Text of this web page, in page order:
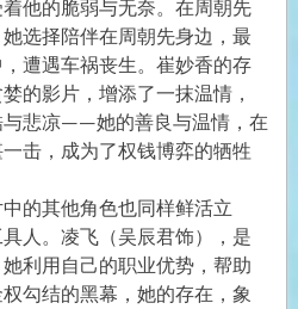
他的脆弱与无奈。在周朝先
选择陪伴在周朝先身边，最
遭遇车祸丧生。崔妙香的存
的影片，增添了一抹温情，
与悲凉——她的善良与温情，在
击，成为了权钱博弈的牺牲
的其他角色也同样鲜活立
人。凌飞（吴辰君饰），是
利用自己的职业优势，帮助
勾结的黑幕，她的存在，象